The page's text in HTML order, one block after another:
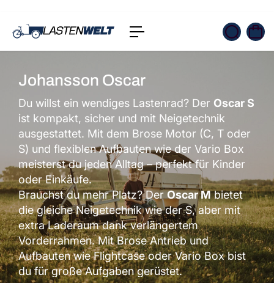
n
Johansson Oscar
Du willst ein wendiges Lastenrad? Der Oscar S
ist kompakt, sicher und mit Neigetechnik
ausgestattet. Mit dem Brose Motor (C, T oder
S) und flexiblen Aufbauten wie der Vario Box
meisterst du jeden Alltag – perfekt für Kinder
oder Einkäufe.
Brauchst du mehr Platz? DerOscar Mbietet
die gleiche Neigetechnik wie der S, aber mit
extra Laderaum dank verlängertem
Vorderrahmen. Mit Brose Antrieb und
Aufbauten wie Flightcase oder Vario Box bist
du für große Aufgaben gerüstet.